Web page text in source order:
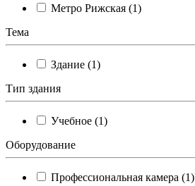
Метро Рижская (1)
Тема
Здание (1)
Тип здания
Учебное (1)
Оборудование
Профессиональная камера (1)